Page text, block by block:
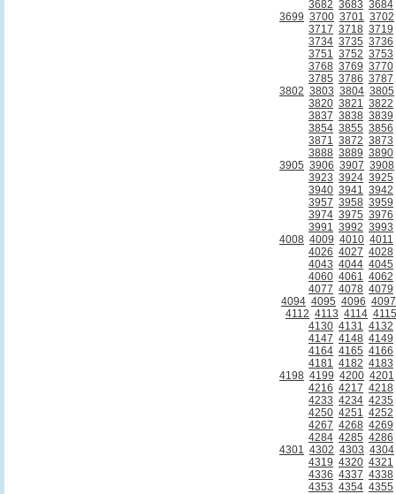
3682 3683 3684
3699 3700 3701 3702
3717 3718 3719
3734 3735 3736
3751 3752 3753
3768 3769 3770
3785 3786 3787
3802 3803 3804 3805
3820 3821 3822
3837 3838 3839
3854 3855 3856
3871 3872 3873
3888 3889 3890
3905 3906 3907 3908
3923 3924 3925
3940 3941 3942
3957 3958 3959
3974 3975 3976
3991 3992 3993
4008 4009 4010 4011
4026 4027 4028
4043 4044 4045
4060 4061 4062
4077 4078 4079
4094 4095 4096 4097
4112 4113 4114 4115
4130 4131 4132
4147 4148 4149
4164 4165 4166
4181 4182 4183
4198 4199 4200 4201
4216 4217 4218
4233 4234 4235
4250 4251 4252
4267 4268 4269
4284 4285 4286
4301 4302 4303 4304
4319 4320 4321
4336 4337 4338
4353 4354 4355